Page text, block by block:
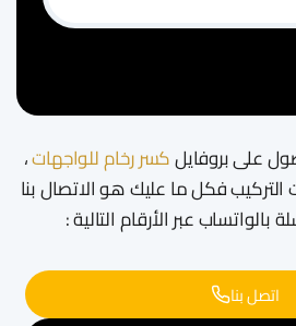
على بروفايلكسر رخام للواجهات،
فكل ما عليك هو الاتصال بنا
بالواتساب عبر الأرقام التالية :
اتصل بنا